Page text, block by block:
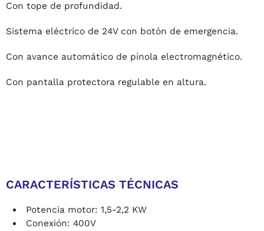
Con tope de profundidad.
Sistema eléctrico de 24V con botón de emergencia.
Con avance automático de pínola electromagnético.
Con pantalla protectora regulable en altura.
CARACTERÍSTICAS TÉCNICAS
Potencia motor: 1,5-2,2 KW
Conexión: 400V